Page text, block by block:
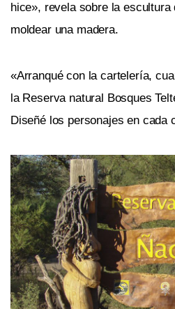
hice», revela sobre la
moldear una madera.
«Arranqué con la cartelería,
la Reserva natural Bosques
Diseñé los personajes en cada